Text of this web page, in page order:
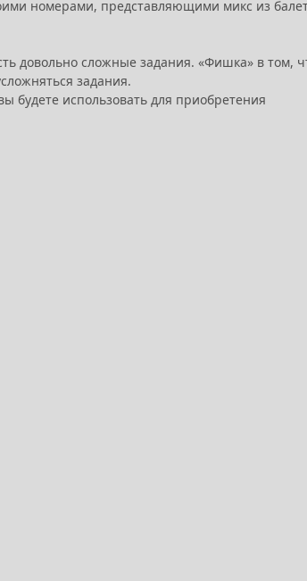
номерами, представляющими микс из
довольно сложные задания. «Фишка» в том,
задания.
будете использовать для приобретения